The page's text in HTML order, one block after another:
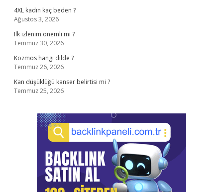
4XL kadın kaç beden ?
Ağustos 3, 2026
Ilk izlenim önemli mi ?
Temmuz 30, 2026
Kozmos hangi dilde ?
Temmuz 26, 2026
Kan düşüklüğü kanser belirtisi mi ?
Temmuz 25, 2026